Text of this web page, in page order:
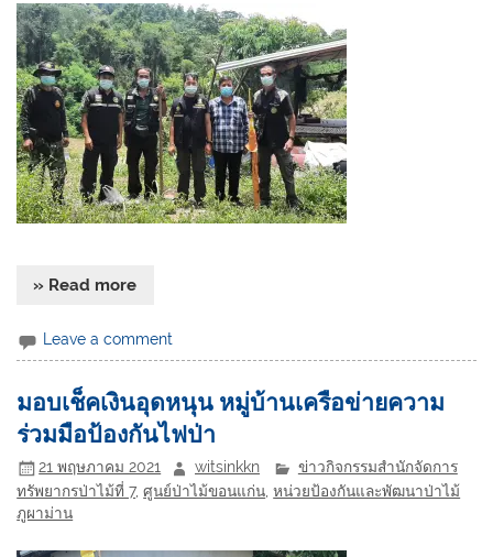
» Read more
Leave a comment
มอบเช็คเงินอุดหนุน หมู่บ้านเครือข่ายความ
ร่วมมือป้องกันไฟป่า
21 พฤษภาคม 2021 witsinkkn
ข่าวกิจกรรมสำนักจัดการ
ทรัพยากรป่าไม้ที่ 7,ศูนย์ป่าไม้ขอนแก่น ,หน่วยป้องกันและพัฒนาป่าไม้
ภูผาม่าน